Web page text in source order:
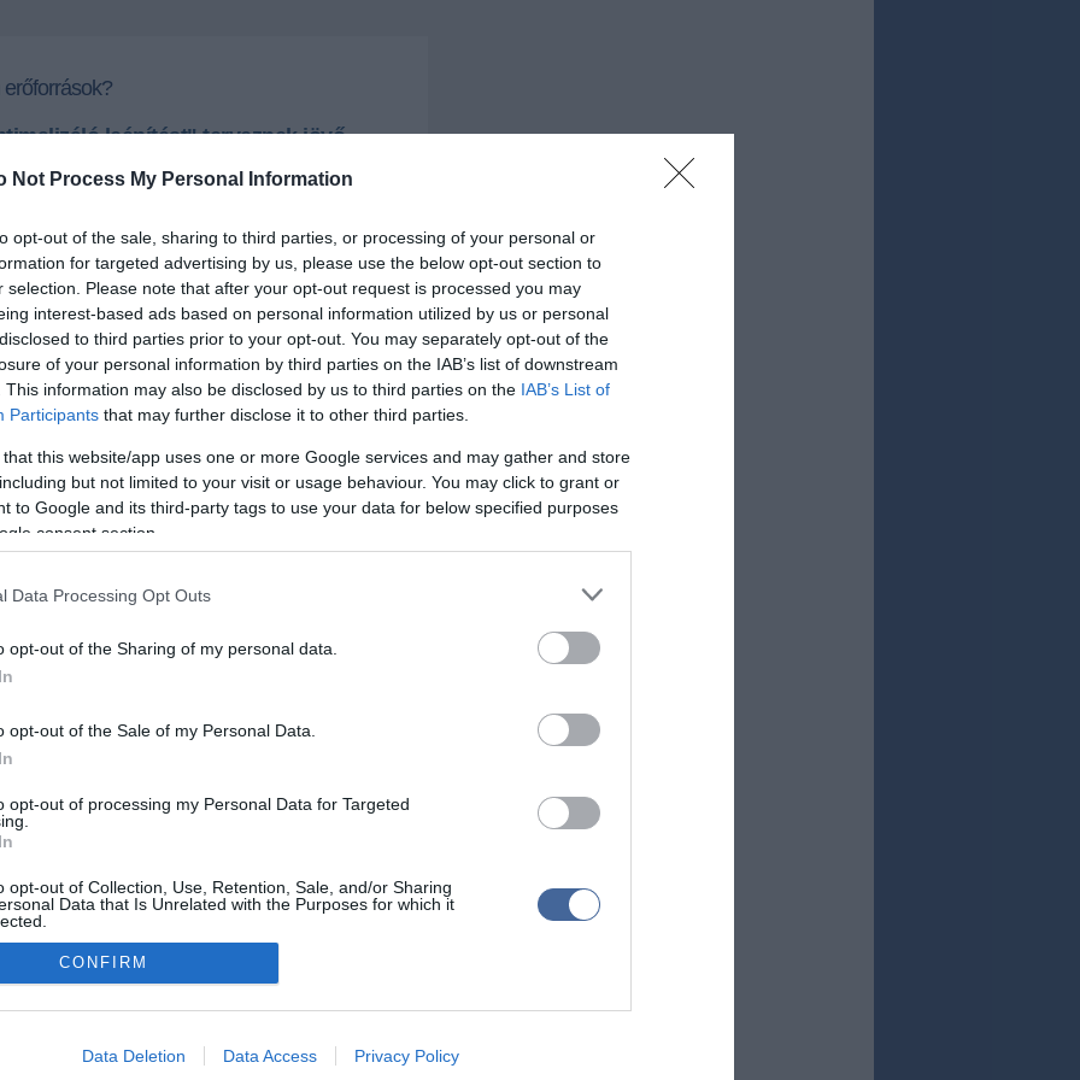
Not Process My Personal Information
opt-out of the sale, sharing to third parties, or processing of your personal or
for targeted advertising by us, please use the below opt-out section to
selection. Please note that after your opt-out request is processed you may
interest-based ads based on personal information utilized by us or personal
to third parties prior to your opt-out. You may separately opt-out of the
of your personal information by third parties on the IAB’s list of downstream
This information may also be disclosed by us to third parties on the IAB’s List of
Participants that may further disclose it to other third parties.
that this website/app uses one or more Google services and may gather and store
but not limited to your visit or usage behaviour. You may click to grant or
to Google and its third-party tags to use your data for below specified purposes
consent section.
Data Processing Opt Outs
opt-out of the Sharing of my personal data.
opt-out of the Sale of my Personal Data.
opt-out of processing my Personal Data for Targeted
opt-out of Collection, Use, Retention, Sale, and/or Sharing
Data that Is Unrelated with the Purposes for which it
allow Google to enable storage related to advertising like cookies on
CONFIRM
Data Deletion Data Access Privacy Policy
leépítést" terveznek jövő
kedden az MTI érdeklődésére.
+
és műszaki munkatárstól válnak meg
hozzátéve, az adminisztrációban dolgozók
a működési minimumon van
szerint a gazdasági folyamatok és az üzleti terv
ismeretében a jövő év első negyedében
arról, pontosan hány embert és kiket bocsásson el a
létszámmal működő köztelevízió.
nem tervezik, hogy jelentősen emelnék külső
nem reagál az inflációra az állami büdzséből
lemondani.
köti gúzsba a pénzhiány"
kaptak eddig plusz pénzt a költségvetéstől.
írások:
lőttek az ATV székházára - egymillió forint a